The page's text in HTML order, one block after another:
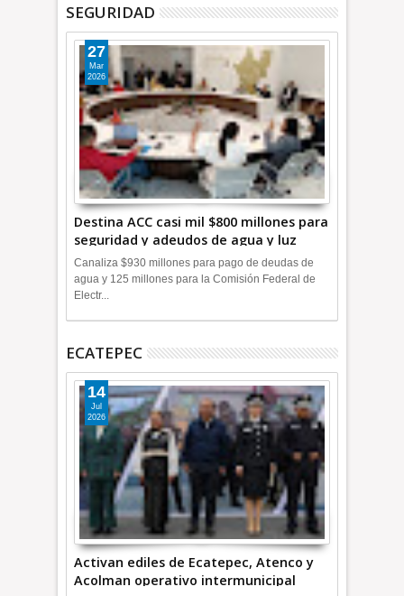
SEGURIDAD
Destina ACC casi mil $800 millones para
seguridad y adeudos de agua y luz
+Video
27
Mar
2026
Canaliza $930 millones para pago de deudas de
agua y 125 millones para la Comisión Federal de
Electr...
ECATEPEC
Activan ediles de Ecatepec, Atenco y
Acolman operativo intermunicipal
14
Jul
2026